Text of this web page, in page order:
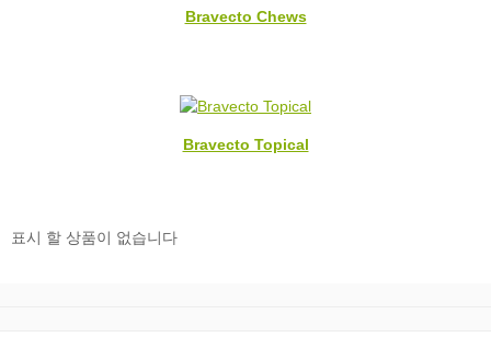
Bravecto Chews
Bravecto Topical
표시 할 상품이 없습니다